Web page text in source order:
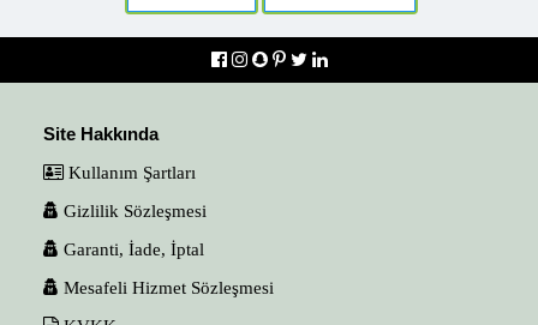
Site Hakkında
Kullanım Şartları
Gizlilik Sözleşmesi
Garanti, İade, İptal
Mesafeli Hizmet Sözleşmesi